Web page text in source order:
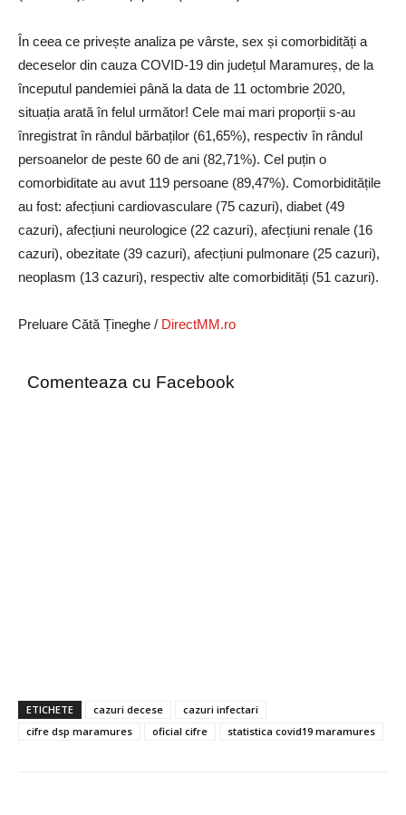
În ceea ce privește analiza pe vârste, sex și comorbidități a
deceselor din cauza COVID-19 din județul Maramureș, de la
începutul pandemiei până la data de 11 octombrie 2020,
situația arată în felul următor! Cele mai mari proporții s-au
înregistrat în rândul bărbaților (61,65%), respectiv în rândul
persoanelor de peste 60 de ani (82,71%). Cel puțin o
comorbiditate au avut 119 persoane (89,47%). Comorbiditățile
au fost: afecțiuni cardiovasculare (75 cazuri), diabet (49
cazuri), afecțiuni neurologice (22 cazuri), afecțiuni renale (16
cazuri), obezitate (39 cazuri), afecțiuni pulmonare (25 cazuri),
neoplasm (13 cazuri), respectiv alte comorbidități (51 cazuri).
Preluare Cătă Țineghe / DirectMM.ro
Comenteaza cu Facebook
ETICHETE cazuri decese
cazuri infectari
cifre dsp maramures
oficial cifre statistica covid19 maramures